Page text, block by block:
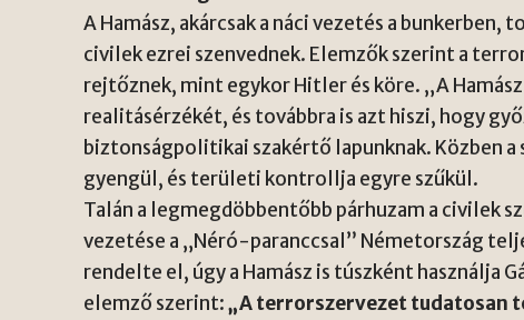
A Hamász, akárcsak a náci vezetés a
civilek ezrei szenvednek. Elemzők szerint a
rejtőznek, mint egykor Hitler és köre. „A
realitásérzékét, és továbbra is azt hiszi, hogy
biztonságpolitikai szakértő lapunknak. Közben
gyengül, és területi kontrollja egyre szűkül.
Talán a legmegdöbbentőbb párhuzam a civilek
vezetése a „Néró-paranccsal” Németország
rendelte el, úgy a Hamász is túszként használja
elemző szerint:„A terrorszervezet tudatosan